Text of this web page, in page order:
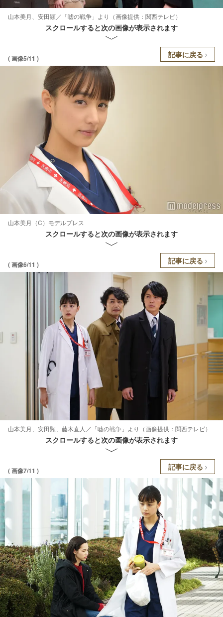
山本美月、安田顕／「嘘の戦争」より（画像提供：関西テレビ）
スクロールすると次の画像が表示されます
( 画像5/11 ) 記事に戻る
山本美月（C）モデルプレス
スクロールすると次の画像が表示されます
( 画像6/11 ) 記事に戻る
山本美月、安田顕、藤木直人／「嘘の戦争」より（画像提供：関西テレビ）
スクロールすると次の画像が表示されます
( 画像7/11 ) 記事に戻る